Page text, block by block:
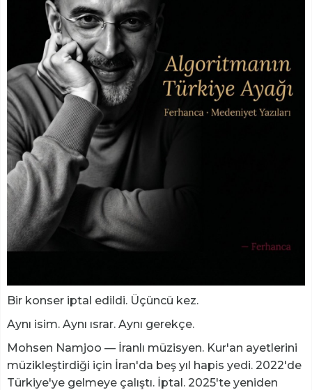
Bir konser iptal edildi. Üçüncü kez.
Aynı isim. Aynı ısrar. Aynı gerekçe.
Mohsen Namjoo — İranlı müzisyen. Kur'an ayetlerini
müzikleştirdiği için İran'da beş yıl hapis yedi. 2022'de
Türkiye'ye gelmeye çalıştı. İptal. 2025'te yeniden